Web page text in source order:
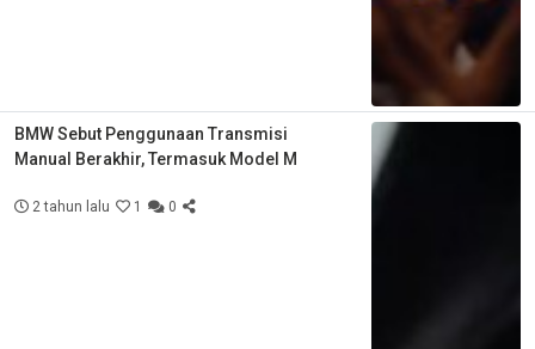
BMW Sebut Penggunaan Transmisi
Manual Berakhir, Termasuk Model M
2 tahun lalu 1 0